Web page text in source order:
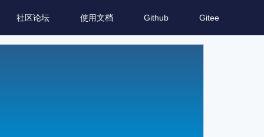
社区论坛 使用文档 Github Gitee